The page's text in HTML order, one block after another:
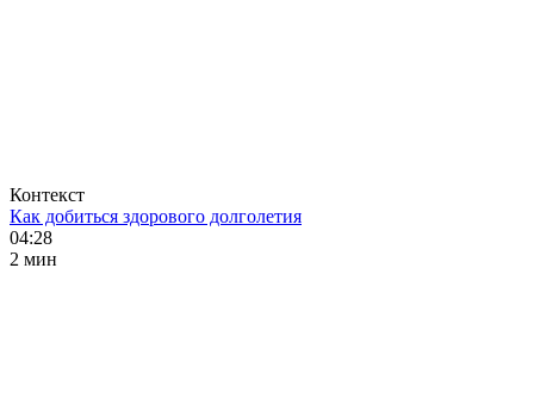
Контекст
Как добиться здорового долголетия
04:28
2 мин